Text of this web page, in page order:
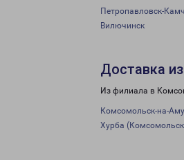
Петропавловск-
Вилючинск
Доставка
Из филиала в
Комсомольск-на-
Хурба